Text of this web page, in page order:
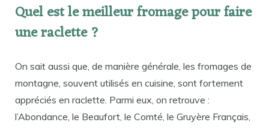
Quel est le meilleur fromage pour faire
une raclette ?
On sait aussi que, de manière générale, les fromages de
montagne, souvent utilisés en cuisine, sont fortement
appréciés en raclette. Parmi eux, on retrouve :
l’Abondance, le Beaufort, le Comté, le Gruyère Français,